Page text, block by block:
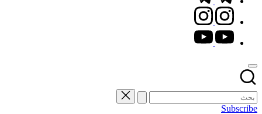
instagram.com
youtube.com
Subscribe